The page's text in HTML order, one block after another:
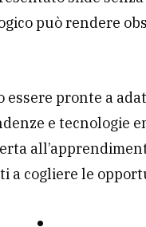
può rendere
essere pronte a
e tecnologie
a cogliere le